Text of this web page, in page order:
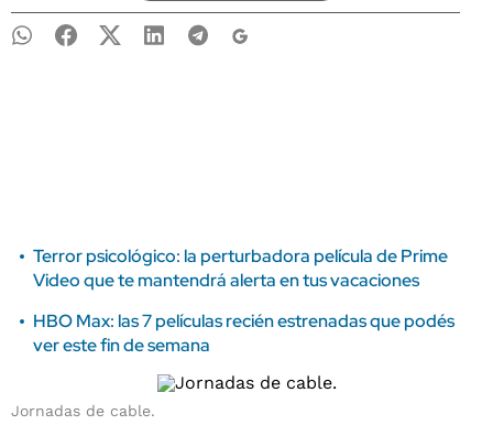
Terror psicológico: la perturbadora película de Prime
Video que te mantendrá alerta en tus vacaciones
HBO Max: las 7 películas recién estrenadas que podés
ver este fin de semana
Jornadas de cable.